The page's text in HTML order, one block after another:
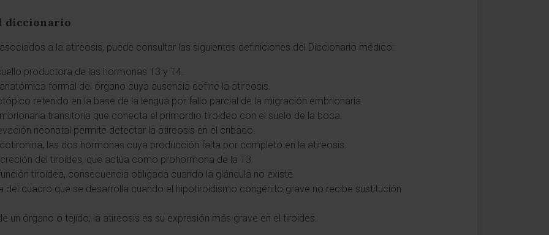
diccionario
a la atireosis, puede consultar las siguientes definiciones del Diccionario médico:
productora de las hormonas T3 y T4.
formal del órgano cuya ausencia define la atireosis.
retenido en la base de la lengua por fallo parcial de la migración embrionaria.
transitoria que conecta el primordio tiroideo con el suelo de la boca.
neonatal permite detectar la atireosis en el cribado.
las dos hormonas cuya producción falta por completo en la atireosis.
del tiroides, que actúa como prohormona de la T3.
tiroidea, consecuencia obligada cuando la glándula no existe.
del cuadro que se desarrolla cuando el hipotiroidismo congénito grave no recibe sustitución
un órgano o tejido; la atireosis es su expresión más grave en el tiroides.